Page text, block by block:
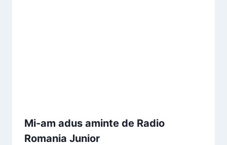
Mi-am adus aminte de Radio
Romania Junior